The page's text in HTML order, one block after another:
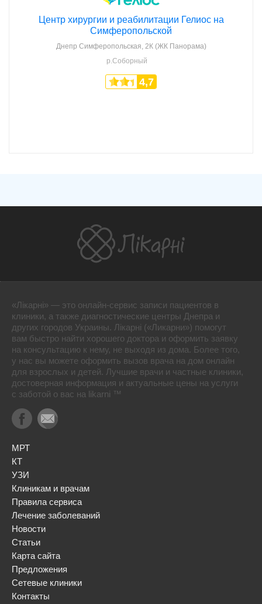
Центр хирургии и реабилитации Гелиос на
Симферопольской
Днепр Симферопольская, 2К (ЖК Панорама)
р.Соборный
4,7
«Лікарні» — это онлайн-сервис записи пациентов в
клиники, а также диагностические центры Днепра и
других городов Украины. Лікарні («Ликарни») помогут
вам быстро найти хорошего доктора и оформить заявку
на консультацию к нему, не выходя из дома. Более того,
у нас вы можете оформить вызов врача на дом онлайн
для взрослых и детей. Лучшие врачи и частные клиники,
достоверная информация и актуальные цены на услуги
с заботой о вас на likarni ™
МРТ
КТ
УЗИ
Клиникам и врачам
Правила сервиса
Лечение заболеваний
Новости
Статьи
Карта сайта
Предложения
Сетевые клиники
Контакты